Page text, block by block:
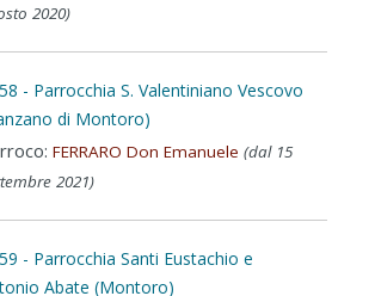
2020)
- Parrocchia S. Valentiniano Vescovo
di Montoro)
FERRARO Don Emanuele (dal 15
2021)
- Parrocchia Santi Eustachio e
Abate (Montoro)